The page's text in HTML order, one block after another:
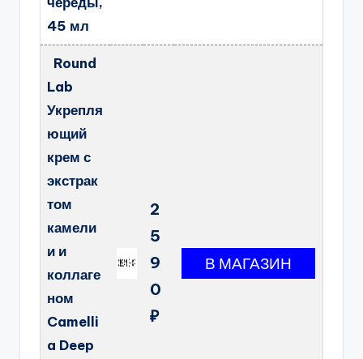
45 мл
Round
Lab
Укрепля
ющий
крем с
экстрак
том
камели
и и
коллаге
ном
Camelli
a Deep
2
5
9
0
₽